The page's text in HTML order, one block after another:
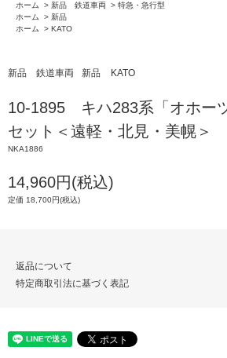
ホーム > 新品 鉄道車両 > 特急・急行型
ホーム
> 新品
ホーム
> KATO
新品 鉄道車両 新品 KATO
10-1895 キハ283系「オホー
セット＜遠軽・北見・美幌＞
NKA1886
14,960円(税込)
定価 18,700円(税込)
返品について
特定商取引法に基づく表記